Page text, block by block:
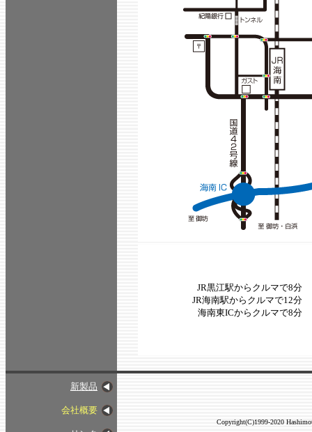
JR黒江駅からクルマで8分
JR海南駅からクルマで12分
海南東ICからクルマで8分
新製品
会社概要
Copyright(C)1999-2020